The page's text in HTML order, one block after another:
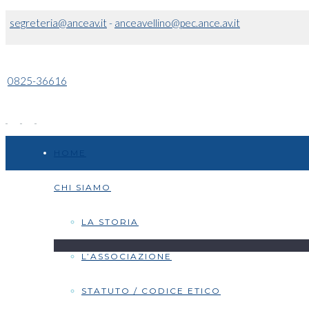
segreteria@anceav.it- anceavellino@pec.ance.av.it
0825-36616
CHI SIAMO
LA STORIA
L’ASSOCIAZIONE
STATUTO / CODICE ETICO